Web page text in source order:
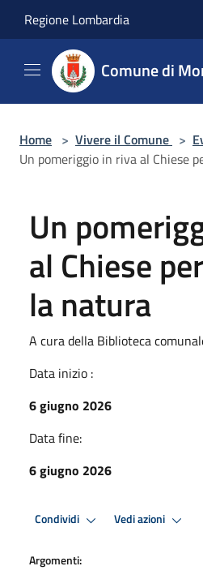
Regione Lombardia
Comune di
Home > Vivere il Comune >
Un pomeriggio in riva al Chiese
Un
al Chiese
la natura
A cura della Biblioteca
Data inizio :
6 giugno 2026
Data fine:
6 giugno 2026
Condividi Vedi azioni
Argomenti: